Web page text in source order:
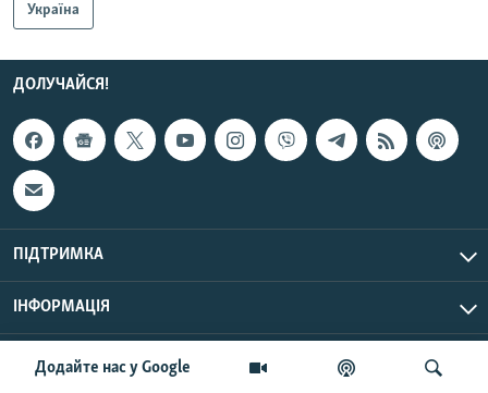
Додайте нас у Google
Україна
ДОЛУЧАЙСЯ!
ПІДТРИМКА
ІНФОРМАЦІЯ
© Радіо Свобода, 2026 | Усі права застережено.
UTC+3